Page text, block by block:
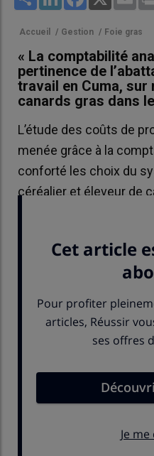
Accueil / Gestion / Foie gras
« La comptabilité
pertinence de
travail en Cuma,
canards gras dans
L’étude des coûts de
menée grâce à la
conforté les choix du
céréalier et éleveur de